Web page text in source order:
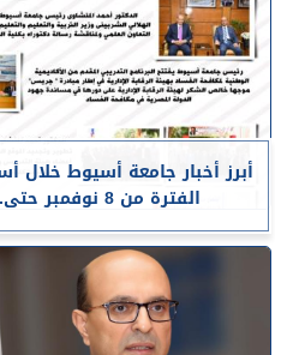
أبرز أخبار جامعة أسيوط خلال
الفترة من 8 نوفمبر حتى...